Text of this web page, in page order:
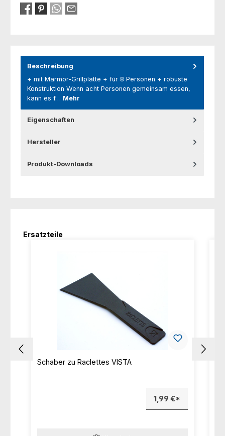
Beschreibung
+ mit Marmor-Grillplatte + für 8 Personen + robuste
Konstruktion Wenn acht Personen gemeinsam essen,
kann es f… Mehr
Eigenschaften
Hersteller
Produkt-Downloads
Produktgalerie überspringen
Ersatzteile
Schaber zu Raclettes VISTA
1,99 €*